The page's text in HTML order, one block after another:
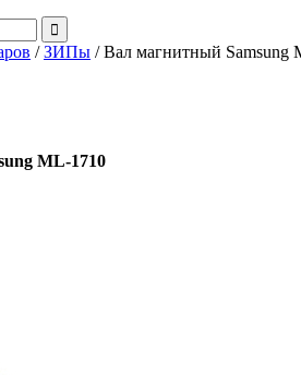
/ЗИПы /Вал магнитный Samsung
ML-1710